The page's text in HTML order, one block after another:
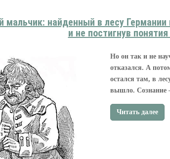
мальчик: найденный в лесу Германии
и не постигнув
Но он так и не
отказался. А
остался там, в
вышло. Сознание
Читать далее